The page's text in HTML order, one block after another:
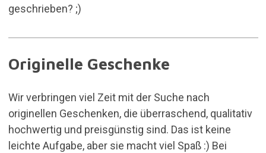
geschrieben? ;)
Originelle Geschenke
Wir verbringen viel Zeit mit der Suche nach
originellen Geschenken, die überraschend, qualitativ
hochwertig und preisgünstig sind. Das ist keine
leichte Aufgabe, aber sie macht viel Spaß :) Bei